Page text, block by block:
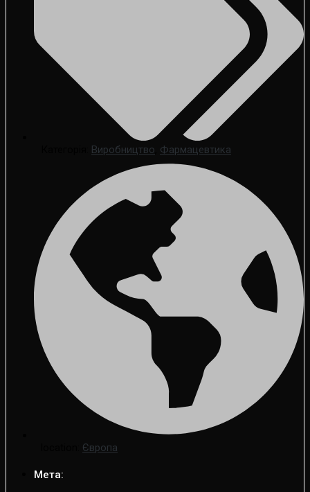
Виробництво Фармацевтика
Європа
Мета: